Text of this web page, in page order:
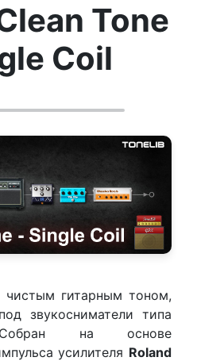
Tone
Coil
чистым гитарным тоном,
звукосниматели типа
на основе
усилителя Roland